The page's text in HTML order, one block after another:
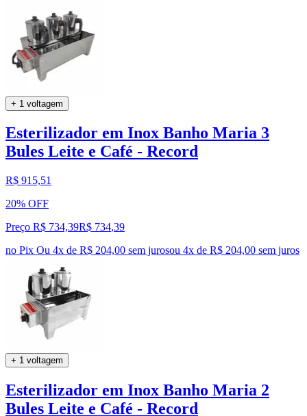
+ 1 voltagem
Esterilizador em Inox Banho Maria 3
Bules Leite e Café - Record
R$ 915,51
20% OFF
Preço R$ 734,39R$ 734,39
no Pix Ou 4x de R$ 204,00 sem jurosou 4x de R$ 204,00 sem juros
+ 1 voltagem
Esterilizador em Inox Banho Maria 2
Bules Leite e Café - Record